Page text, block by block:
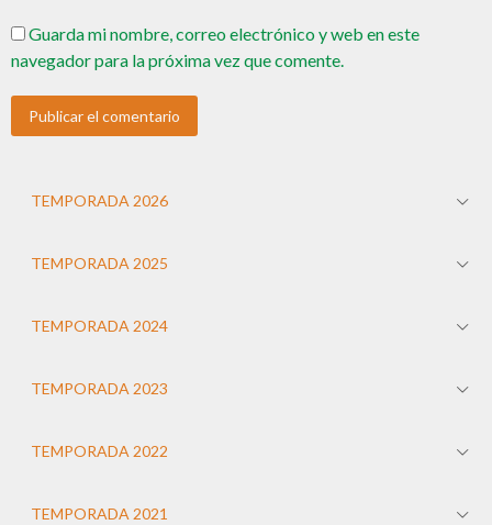
Guarda mi nombre, correo electrónico y web en este
navegador para la próxima vez que comente.
TEMPORADA 2026
TEMPORADA 2025
TEMPORADA 2024
TEMPORADA 2023
TEMPORADA 2022
TEMPORADA 2021